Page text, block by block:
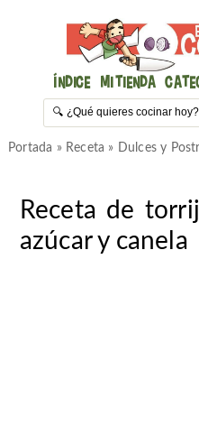
Índice Mi Tienda
Portada » Receta » Dulces y
Receta de
azúcar y canela